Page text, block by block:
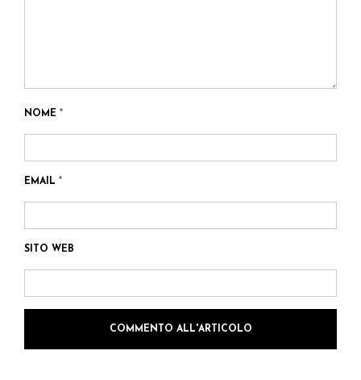
NOME *
EMAIL *
SITO WEB